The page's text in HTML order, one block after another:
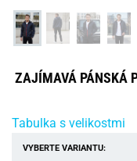
ZAJÍMAVÁ PÁNSKÁ
Tabulka s velikostmi
VYBERTE VARIANTU: